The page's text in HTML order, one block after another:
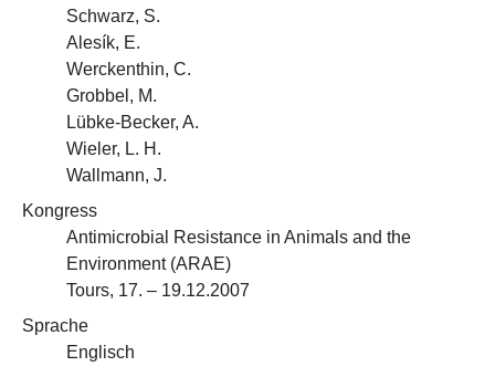
Schwarz, S.
Alesík, E.
Werckenthin, C.
Grobbel, M.
Lübke-Becker, A.
Wieler, L. H.
Wallmann, J.
Kongress
Antimicrobial Resistance in Animals and the
Environment (ARAE)
Tours, 17. – 19.12.2007
Sprache
Englisch